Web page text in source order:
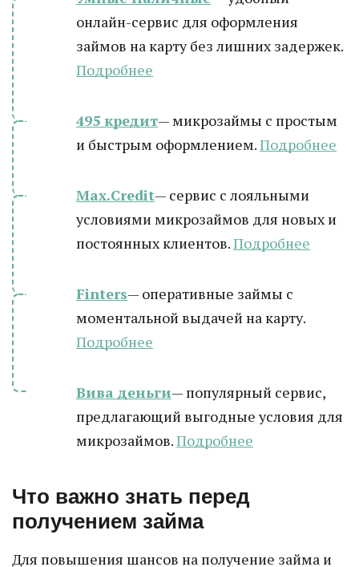
онлайн-сервис для оформления
займов на карту без лишних задержек.
Подробнее
495 кредит— микрозаймы с простым
и быстрым оформлением.Подробнее
Max.Credit— сервис с лояльными
условиями микрозаймов для новых и
постоянных клиентов.Подробнее
Finters— оперативные займы с
моментальной выдачей на карту.
Подробнее
Вива деньги— популярный сервис,
предлагающий выгодные условия для
микрозаймов.Подробнее
Что важно знать перед
получением займа
Для повышения шансов на получение займа и